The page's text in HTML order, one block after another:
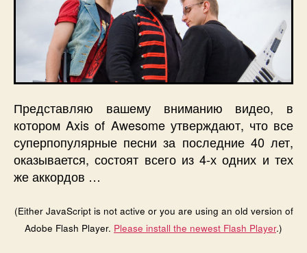
Представляю вашему вниманию видео, в
котором Axis of Awesome утверждают, что все
суперпопулярные песни за последние 40 лет,
оказывается, состоят всего из 4-х одних и тех
же аккордов …
(Either JavaScript is not active or you are using an old version of
Adobe Flash Player. Please install the newest Flash Player.)